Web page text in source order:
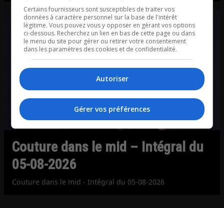
Couture dans le mid – Intégral du
05-08-2026
Couture dans le mid - Intégral du 05-08-2026
Certains fournisseurs sont susceptibles de traiter vos
données à caractère personnel sur la base de l'intérêt
légitime. Vous pouvez vous y opposer en gérant vos options
ci-dessous. Recherchez un lien en bas de cette page ou dans
le menu du site pour gérer ou retirer votre consentement
dans les paramètres des cookies et de confidentialité.
Autoriser
Gérer vos préférences